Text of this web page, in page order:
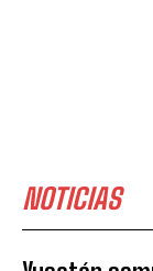
NOTICIAS